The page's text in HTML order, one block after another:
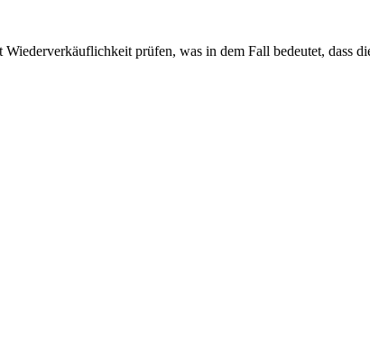
prüfen, was in dem Fall bedeutet, dass